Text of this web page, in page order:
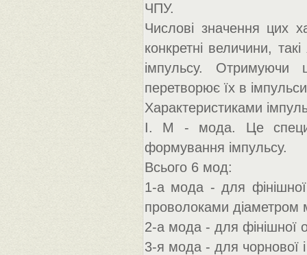
ЧПУ.
Числові значення цих
конкретні величини,
імпульсу. Отримуючи
перетворює їх в
Характеристиками
I. M - мода. Це
формування імпульсу.
Всього 6 мод:
1-а мода - для
проволоками
2-а мода - для фінішної
3-я мода - для чорнової і